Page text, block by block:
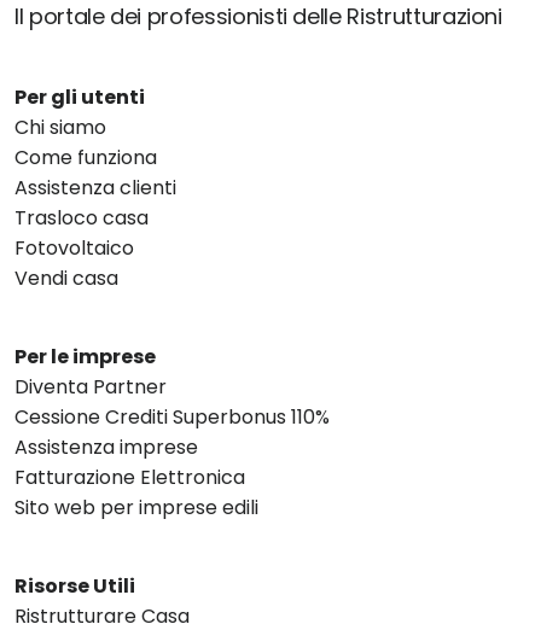
Il portale dei professionisti delle Ristrutturazioni
Per gli utenti
Chi siamo
Come funziona
Assistenza clienti
Trasloco casa
Fotovoltaico
Vendi casa
Per le imprese
Diventa Partner
Cessione Crediti Superbonus 110%
Assistenza imprese
Fatturazione Elettronica
Sito web per imprese edili
Risorse Utili
Ristrutturare Casa